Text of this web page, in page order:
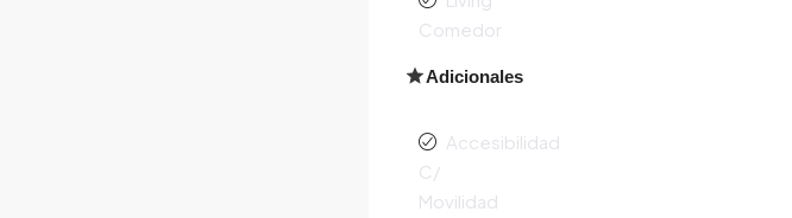
Comedor
Adicionales
Accesibilidad
C/
Movilidad